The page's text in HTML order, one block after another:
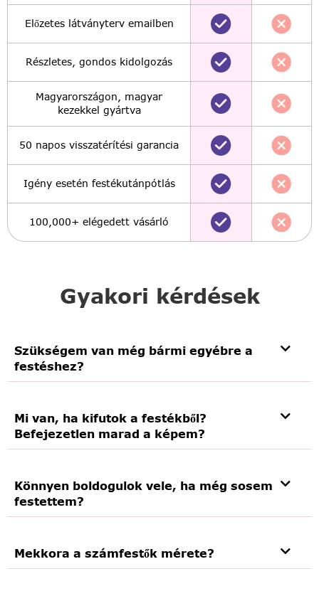
Gyakori kérdések
Szükségem van még bármi egyébre a
festéshez?
Mi van, ha kifutok a festékből?
Befejezetlen marad a képem?
Könnyen boldogulok vele, ha még sosem
festettem?
Mekkora a számfestők mérete?
Előzetes látványterv emailben
Részletes, gondos kidolgozás
Magyarországon, magyar
kezekkel gyártva
50 napos visszatérítési garancia
Igény esetén festékutánpótlás
100,000+ elégedett vásárló